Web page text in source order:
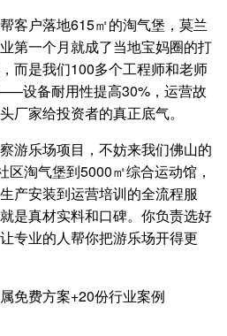
客户落地615㎡的淘气堡，莫兰
第一个月就成了当地宝妈圈的打
而是我们100多个工程师和老师
设备耐用性提高30%，运营故
厂家给投资者的真正底气。
游乐场项目，不妨来我们佛山的
淘气堡到5000㎡综合运动馆，
产安装到运营培训的全流程服
是真材实料和口碑。你负责选好
专业的人帮你把游乐场开得更
免费方案+20份行业案例